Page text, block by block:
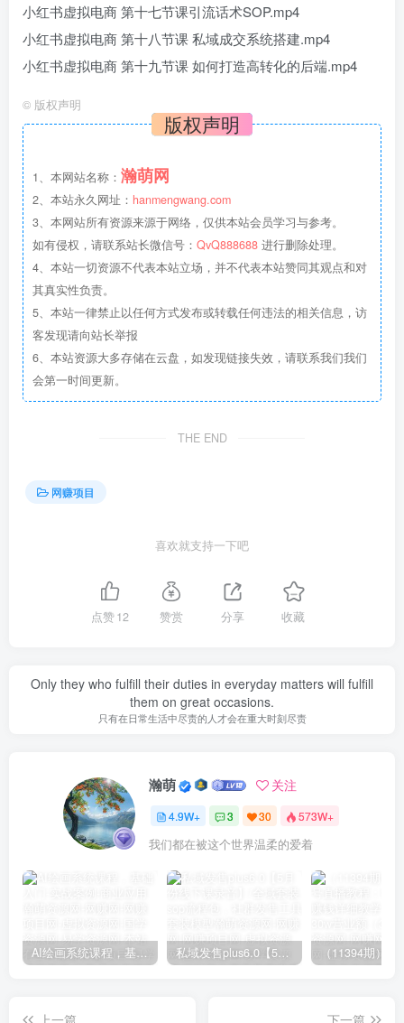
小红书虚拟电商 第十七节课引流话术SOP.mp4
小红书虚拟电商 第十八节课 私域成交系统搭建.mp4
小红书虚拟电商 第十九节课 如何打造高转化的后端.mp4
© 版权声明
版权声明
1、本网站名称： 瀚萌网
2、本站永久网址： hanmengwang.com
3、本网站所有资源来源于网络，仅供本站会员学习与参考。
如有侵权，请联系站长微信号： QvQ888688 进行删除处理。
4、本站一切资源不代表本站立场，并不代表本站赞同其观点和对
其真实性负责。
5、本站一律禁止以任何方式发布或转载任何违法的相关信息，访
客发现请向站长举报
6、本站资源大多存储在云盘，如发现链接失效，请联系我们我们
会第一时间更新。
THE END
网赚项目
喜欢就支持一下吧
点赞12 赞赏 分享 收藏
Only they who fulfill their duties in everyday matters will fulfill
them on great occasions.
只有在日常生活中尽责的人才会在重大时刻尽责
瀚萌 关注
4.9W+ 3 30 573W+
我们都在被这个世界温柔的爱着
AI绘画系统课程，基础入门-实战案例-商业应用 私域发售plus6.0【5月份线下课录音】/全域套装sop流程包，社群发售工具套装模型